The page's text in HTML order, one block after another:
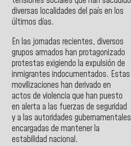
diversas localidades del país en los
últimos días.
En las jornadas recientes, diversos
grupos armados han protagonizado
protestas exigiendo la expulsión de
inmigrantes indocumentados. Estas
movilizaciones han derivado en
actos de violencia que han puesto
en alerta a las fuerzas de seguridad
y a las autoridades gubernamentales
encargadas de mantener la
estabilidad nacional.